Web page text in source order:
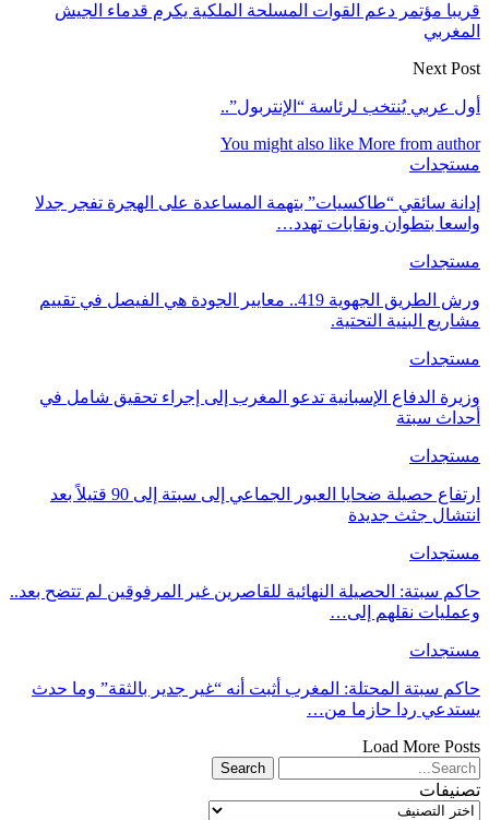
قريبا مؤتمر دعم القوات المسلحة الملكية يكرم قدماء الجيش
المغربي
Next Post
أول عربي يُنتخب لرئاسة “الإنتربول”..
You might also like More from author
مستجدات
إدانة سائقي “طاكسيات” بتهمة المساعدة على الهجرة تفجر جدلا
واسعا بتطوان ونقابات تهدد…
مستجدات
ورش الطريق الجهوية 419.. معايير الجودة هي الفيصل في تقييم
مشاريع البنية التحتية.
مستجدات
وزيرة الدفاع الإسبانية تدعو المغرب إلى إجراء تحقيق شامل في
أحداث سبتة
مستجدات
ارتفاع حصيلة ضحايا العبور الجماعي إلى سبتة إلى 90 قتيلاً بعد
انتشال جثث جديدة
مستجدات
حاكم سبتة: الحصيلة النهائية للقاصرين غير المرفوقين لم تتضح بعد..
وعمليات نقلهم إلى…
مستجدات
حاكم سبتة المحتلة: المغرب أثبت أنه “غير جدير بالثقة” وما حدث
يستدعي ردا حازما من…
Load More Posts
تصنيفات
تصنيفات